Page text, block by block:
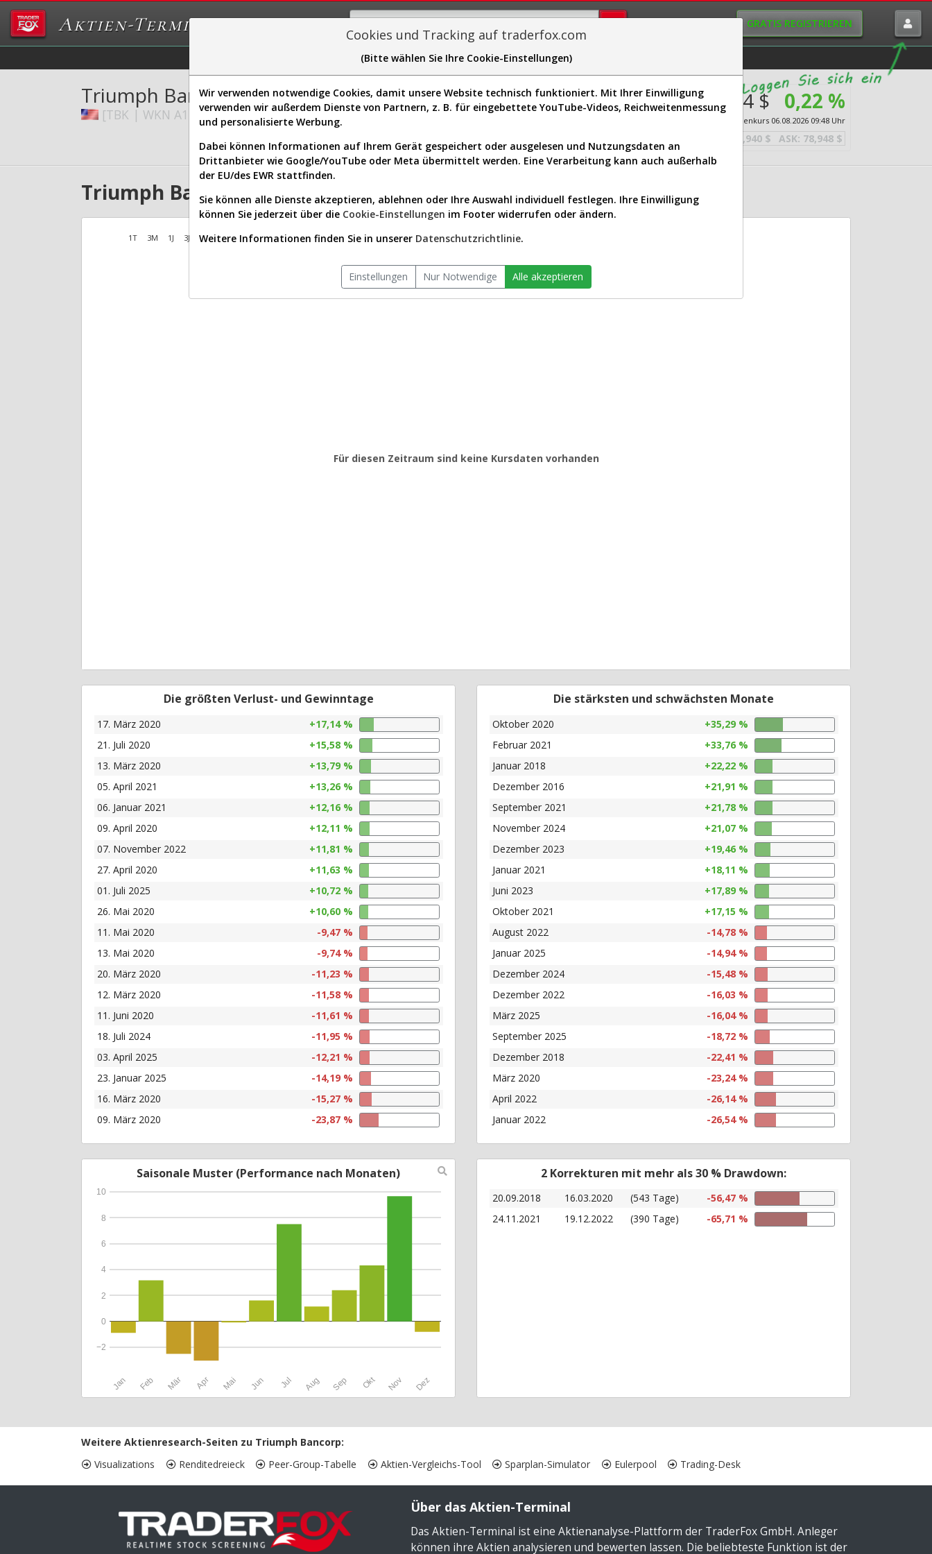
Aktien-Terminal GRATIS REGISTRIEREN
Sector-Spider Easy-Scan Visualizations
Triumph Bancorp Inc.
[TBK | WKN A12E8S | ISIN US89679E3009]
78,444 $ 0,22 %
Echtzeit-Aktienkurs 06.08.2026 09:48 Uhr
77,940 $ ASK: 78,948 $
Triumph Bancorp Aktien Verlauf seit Beginn (A12E8S | TBK)
1T 3M 1J 3J 10J Alles
Für diesen Zeitraum sind keine Kursdaten vorhanden
Die größten Verlust- und Gewinntage
17. März 2020
+17,14 %
21. Juli 2020
+15,58 %
13. März 2020
+13,79 %
05. April 2021
+13,26 %
06. Januar 2021
+12,16 %
09. April 2020
+12,11 %
07. November 2022
+11,81 %
27. April 2020
+11,63 %
01. Juli 2025
+10,72 %
26. Mai 2020
+10,60 %
11. Mai 2020
-9,47 %
13. Mai 2020
-9,74 %
20. März 2020
-11,23 %
12. März 2020
-11,58 %
11. Juni 2020
-11,61 %
18. Juli 2024
-11,95 %
03. April 2025
-12,21 %
23. Januar 2025
-14,19 %
16. März 2020
-15,27 %
09. März 2020
-23,87 %
Die stärksten und schwächsten Monate
Oktober 2020
+35,29 %
Februar 2021
+33,76 %
Januar 2018
+22,22 %
Dezember 2016
+21,91 %
September 2021
+21,78 %
November 2024
+21,07 %
Dezember 2023
+19,46 %
Januar 2021
+18,11 %
Juni 2023
+17,89 %
Oktober 2021
+17,15 %
August 2022
-14,78 %
Januar 2025
-14,94 %
Dezember 2024
-15,48 %
Dezember 2022
-16,03 %
März 2025
-16,04 %
September 2025
-18,72 %
Dezember 2018
-22,41 %
März 2020
-23,24 %
April 2022
-26,14 %
Januar 2022
-26,54 %
Saisonale Muster (Performance nach Monaten)
Jan Feb Mär Apr Mai Jun Jul Aug Sep Okt Nov Dez
−2
0
2
4
6
8
10
2 Korrekturen mit mehr als 30 % Drawdown:
20.09.2018 16.03.2020 (543 Tage)
-56,47 %
24.11.2021
19.12.2022 (390 Tage) -65,71 %
Weitere Aktienresearch-Seiten zu Triumph Bancorp:
Visualizations
Renditedreieck Peer-Group-Tabelle Aktien-Vergleichs-Tool Sparplan-Simulator Eulerpool Trading-Desk
Über das Aktien-Terminal
Das Aktien-Terminal ist eine Aktienanalyse-Plattform der TraderFox GmbH. Anleger
können ihre Aktien analysieren und bewerten lassen. Die beliebteste Funktion ist der
Cookies und Tracking auf traderfox.com
(Bitte wählen Sie Ihre Cookie-Einstellungen)
Wir verwenden notwendige Cookies, damit unsere Website technisch funktioniert. Mit Ihrer Einwilligung
verwenden wir außerdem Dienste von Partnern, z. B. für eingebettete YouTube-Videos, Reichweitenmessung
und personalisierte Werbung.
Dabei können Informationen auf Ihrem Gerät gespeichert oder ausgelesen und Nutzungsdaten an
Drittanbieter wie Google/YouTube oder Meta übermittelt werden. Eine Verarbeitung kann auch außerhalb
der EU/des EWR stattfinden.
Sie können alle Dienste akzeptieren, ablehnen oder Ihre Auswahl individuell festlegen. Ihre Einwilligung
können Sie jederzeit über die Cookie-Einstellungen im Footer widerrufen oder ändern.
Weitere Informationen finden Sie in unserer Datenschutzrichtlinie.
Einstellungen Nur Notwendige Alle akzeptieren